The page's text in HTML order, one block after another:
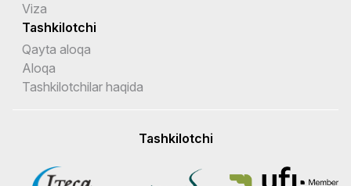
Viza
Tashkilotchi
Qayta aloqa
Aloqa
Tashkilotchilar haqida
Tashkilotchi